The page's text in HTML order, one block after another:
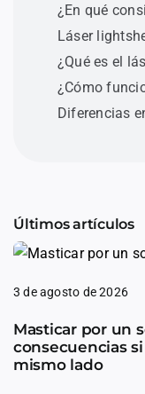
¿En qué
Láser
¿Qué es el
¿Cómo
Diferencias
Últimos artículos
3 de agosto de 2026
Masticar por un
consecuencias
mismo lado